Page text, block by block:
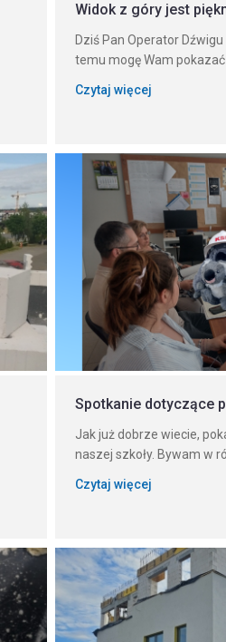
Widok z góry jest
Dziś Pan Operator
temu mogę Wam pokazać
Czytaj więcej
Spotkanie dotyczące
Jak już dobrze wiecie,
naszej szkoły. Bywam w
Czytaj więcej